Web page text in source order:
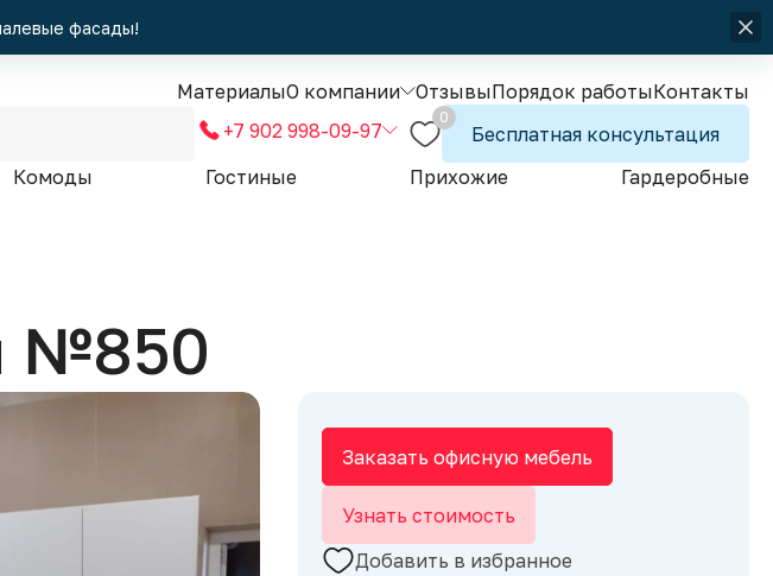
фасады!
МатериалыО компании ОтзывыПорядок работыКонтакты
+7 902 998-09-97
0
Бесплатная консультация
Комоды Гостиные Прихожие Гардеробные
№850
Заказать офисную мебель
Узнать стоимость
Добавить в избранное